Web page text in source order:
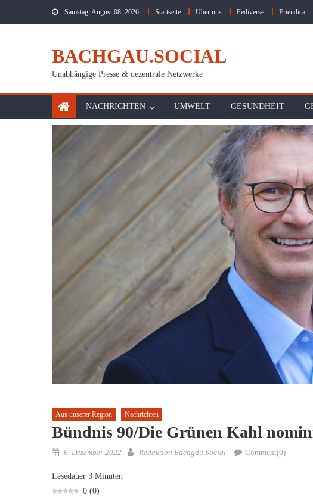
Samstag, August 08, 2026 Startseite Über uns Fediverse Friendica
BACHGAU.SOCIAL
Unabhängige Presse & dezentrale Netzwerke
NACHRICHTEN UMWELT GESUNDHEIT
Aus unserer Region Nachrichten
Bündnis 90/Die Grünen Kahl
Posted
6. Dezember 2022 Author
Redaktion Bachgau.Social Comment(0)
Lesedauer 3 Minuten
0 (0)